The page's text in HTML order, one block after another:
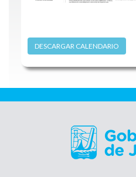
DESCARGAR CALENDARIO